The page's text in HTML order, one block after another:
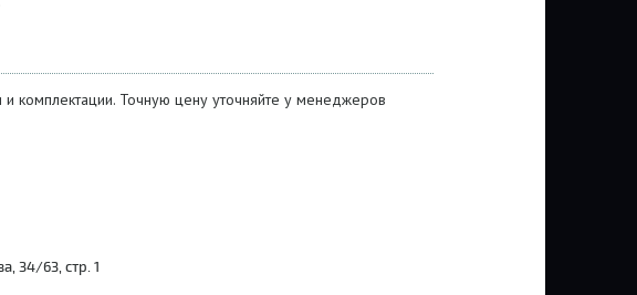
и комплектации. Точную цену уточняйте у менеджеров
34/63, стр. 1